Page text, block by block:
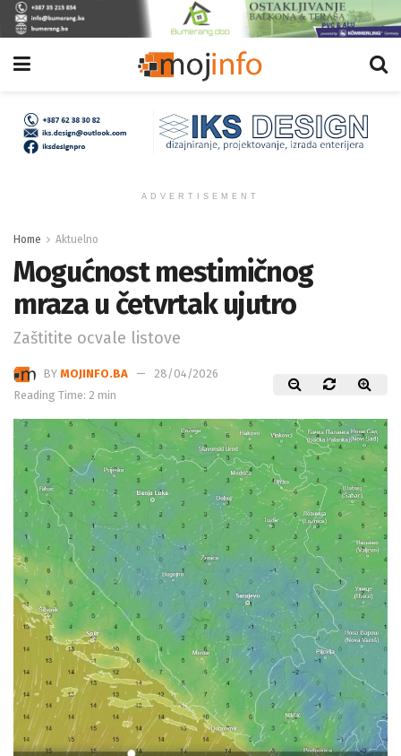
ADVERTISEMENT
Home Aktuelno
Mogućnost mestimičnog
mraza u četvrtak ujutro
Zaštitite ocvale listove
BY MOJINFO.BA
28/04/2026
Reading Time: 2 min